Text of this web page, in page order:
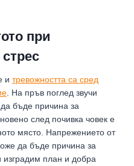
при
и тревожността са сред
. На пръв поглед звучи
бъде причина за
след почивка човек е
място. Напрежението от
да бъде причина за
план и добра